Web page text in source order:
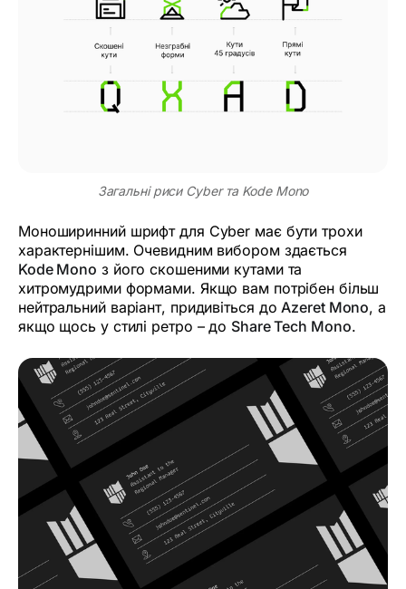
Загальні риси Cyber ​​та Kode Mono
Моноширинний шрифт для Cyber ​​має бути трохи
характернішим. Очевидним вибором здається
Kode Mono з його скошеними кутами та
хитромудрими формами. Якщо вам потрібен більш
нейтральний варіант, придивіться до Azeret Mono, а
якщо щось у стилі ретро – до Share Tech Mono.